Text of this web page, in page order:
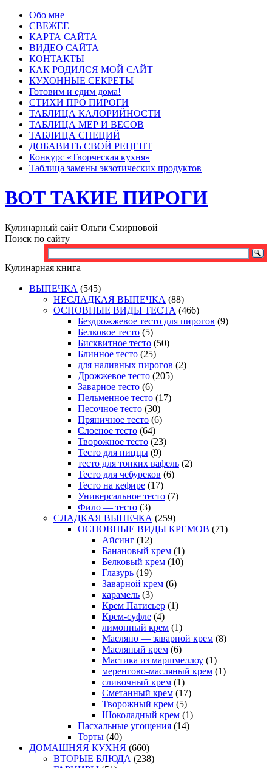
Обо мне
СВЕЖЕЕ
КАРТА САЙТА
ВИДЕО САЙТА
КОНТАКТЫ
КАК РОДИЛСЯ МОЙ САЙТ
КУХОННЫЕ СЕКРЕТЫ
Готовим и едим дома!
СТИХИ ПРО ПИРОГИ
ТАБЛИЦА КАЛОРИЙНОСТИ
ТАБЛИЦА МЕР И ВЕСОВ
ТАБЛИЦА СПЕЦИЙ
ДОБАВИТЬ СВОЙ РЕЦЕПТ
Конкурс «Творческая кухня»
Таблица замены экзотических продуктов
ВОТ ТАКИЕ ПИРОГИ
Кулинарный сайт Ольги Смирновой
Поиск по сайту
Кулинарная книга
ВЫПЕЧКА (545)
НЕСЛАДКАЯ ВЫПЕЧКА (88)
ОСНОВНЫЕ ВИДЫ ТЕСТА (466)
Бездрожжевое тесто для пирогов (9)
Белковое тесто (5)
Бисквитное тесто (50)
Блинное тесто (25)
для наливных пирогов (2)
Дрожжевое тесто (205)
Заварное тесто (6)
Пельменное тесто (17)
Песочное тесто (30)
Пряничное тесто (6)
Слоеное тесто (64)
Творожное тесто (23)
Тесто для пиццы (9)
тесто для тонких вафель (2)
Тесто для чебуреков (6)
Тесто на кефире (17)
Универсальное тесто (7)
Фило — тесто (3)
СЛАДКАЯ ВЫПЕЧКА (259)
ОСНОВНЫЕ ВИДЫ КРЕМОВ (71)
Айсинг (12)
Банановый крем (1)
Белковый крем (10)
Глазурь (19)
Заварной крем (6)
карамель (3)
Крем Патисьер (1)
Крем-суфле (4)
лимонный крем (1)
Масляно — заварной крем (8)
Масляный крем (6)
Мастика из маршмеллоу (1)
меренгово-масляный крем (1)
сливочный крем (1)
Сметанный крем (17)
Творожный крем (5)
Шоколадный крем (1)
Пасхальные угощения (14)
Торты (40)
ДОМАШНЯЯ КУХНЯ (660)
ВТОРЫЕ БЛЮДА (238)